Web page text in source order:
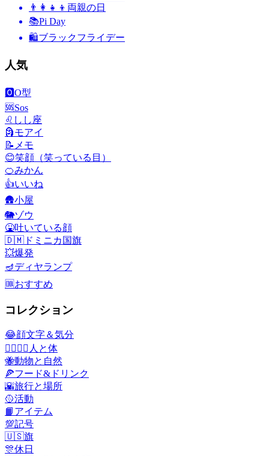
👨‍👩‍👧‍👦 両親の日
📚Pi Day
🛍ブラックフライデー
人気
🅾️O型
🆘Sos
♌ しし座
🗿モアイ
📝 メモ
😊笑顔（笑っている目）
🍊みかん
👍いいね
🛖小屋
🐘ゾウ
🤮吐いている顔
🇩🇲 ドミニカ国旗
💥爆発
🪔ディヤランプ
🆒おすすめ
コレクション
😂顔文字＆気分
👩‍❤️‍💋‍👨 人と体
🐝動物と自然
🍕フード&ドリンク
🌇旅行と場所
🥎活動
📙 アイテム
💯記号
🇺🇸旗
🎊休日